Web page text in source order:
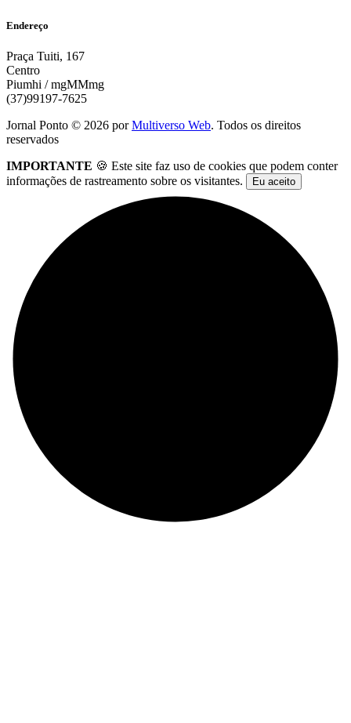
Endereço
Praça Tuiti, 167
Centro
Piumhi / mgMMmg
(37)99197-7625
Jornal Ponto © 2026 porMultiverso Web. Todos os direitos
reservados
IMPORTANTE 🍪 Este site faz uso de cookies que podem conter
informações de rastreamento sobre os visitantes.
Eu aceito